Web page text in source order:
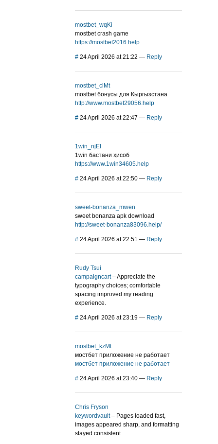
mostbet_wqKi
mostbet crash game
https://mostbet2016.help
# 24 April 2026 at 21:22 — Reply
mostbet_clMt
mostbet бонусы для Кыргызстана
http://www.mostbet29056.help
# 24 April 2026 at 22:47 — Reply
1win_njEl
1win бастани ҳисоб
https://www.1win34605.help
# 24 April 2026 at 22:50 — Reply
sweet-bonanza_mwen
sweet bonanza apk download
http://sweet-bonanza83096.help/
# 24 April 2026 at 22:51 — Reply
Rudy Tsui
campaigncart– Appreciate the
typography choices; comfortable
spacing improved my reading
experience.
# 24 April 2026 at 23:19 — Reply
mostbet_kzMt
мостбет приложение не работает
мостбет приложение не работает
# 24 April 2026 at 23:40 — Reply
Chris Fryson
keywordvault– Pages loaded fast,
images appeared sharp, and formatting
stayed consistent.